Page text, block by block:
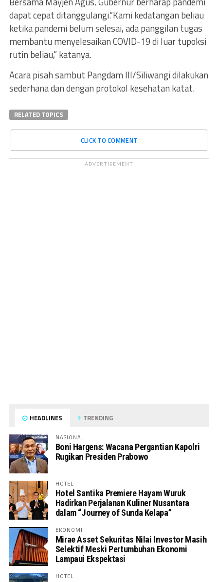
dapat cepat ditanggulangi.“Kami kedatangan beliau
ketika pandemi belum selesai, ada panggilan tugas
membantu menyelesaikan COVID-19 di luar tupoksi
rutin beliau,” katanya.
Acara pisah sambut Pangdam III/Siliwangi dilakukan
sederhana dan dengan protokol kesehatan katat.
RELATED TOPICS
CLICK TO COMMENT
ADVERTISEMENT
HEADLINES TRENDING
NASIONAL
Boni Hargens: Wacana Pergantian Kapolri
Rugikan Presiden Prabowo
HOTEL
Hotel Santika Premiere Hayam Wuruk
Hadirkan Perjalanan Kuliner Nusantara
dalam “Journey of Sunda Kelapa”
EKONOMI
Mirae Asset Sekuritas Nilai Investor Masih
Selektif Meski Pertumbuhan Ekonomi
Lampaui Ekspektasi
HOTEL